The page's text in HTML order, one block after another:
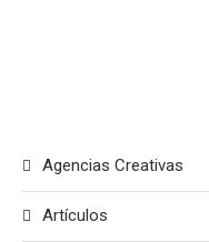
Agencias Creativas
Artículos